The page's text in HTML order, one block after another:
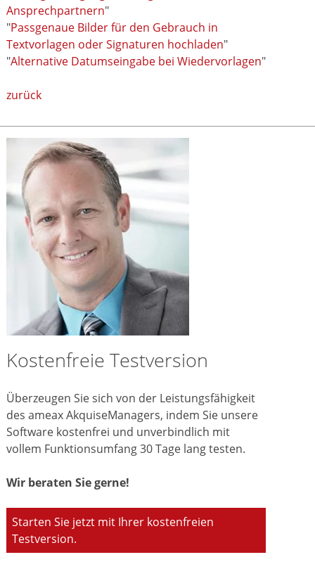
Ansprechpartnern"
"Passgenaue Bilder für den Gebrauch in
Textvorlagen oder Signaturen hochladen"
"Alternative Datumseingabe bei Wiedervorlagen"
zurück
Kostenfreie Testversion
Überzeugen Sie sich von der Leistungsfähigkeit
des ameax AkquiseManagers, indem Sie unsere
Software kostenfrei und unverbindlich mit
vollem Funktionsumfang 30 Tage lang testen.
Wir beraten Sie gerne!
Starten Sie jetzt mit Ihrer kostenfreien
Testversion.